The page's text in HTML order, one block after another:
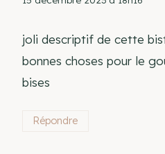
joli descriptif de cette
bonnes choses pour le
bises
Répondre